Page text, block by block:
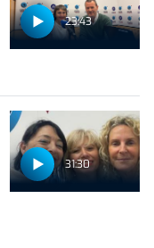
23:43
31:30